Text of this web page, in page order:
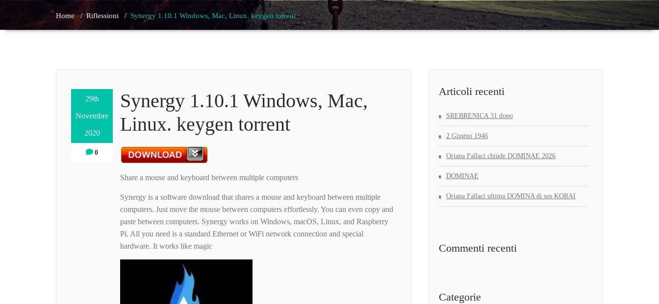
Home/Riflessioni / Synergy 1.10.1 Windows, Mac, Linux. keygen torrent
29th
Novembre
2020
0
Synergy 1.10.1 Windows, Mac,
Linux. keygen torrent
Share a mouse and keyboard between multiple computers
Synergy is a software download that shares a mouse and keyboard between multiple
computers. Just move the mouse between computers effortlessly. You can even copy and
paste between computers. Synergy works on Windows, macOS, Linux, and Raspberry
Pi. All you need is a standard Ethernet or WiFi network connection and special
hardware. It works like magic
Articoli recenti
SREBRENICA 31 dopo
2 Giugno 1946
Oriana Fallaci chiude DOMINAE 2026
DOMINAE
Oriana Fallaci ultima DOMINA di sos KORAI
Commenti recenti
Categorie